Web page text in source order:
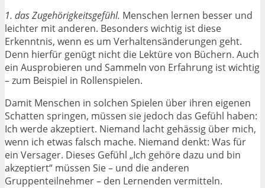
1. das Zugehörigkeitsgefühl. Menschen lernen besser und
leichter mit anderen. Besonders wichtig ist diese
Erkenntnis, wenn es um Verhaltensänderungen geht.
Denn hierfür genügt nicht die Lektüre von Büchern. Auch
ein Ausprobieren und Sammeln von Erfahrung ist wichtig
– zum Beispiel in Rollenspielen.
Damit Menschen in solchen Spielen über ihren eigenen
Schatten springen, müssen sie jedoch das Gefühl haben:
Ich werde akzeptiert. Niemand lacht gehässig über mich,
wenn ich etwas falsch mache. Niemand denkt: Was für
ein Versager. Dieses Gefühl „Ich gehöre dazu und bin
akzeptiert“ müssen Sie – und die anderen
Gruppenteilnehmer – den Lernenden vermitteln.